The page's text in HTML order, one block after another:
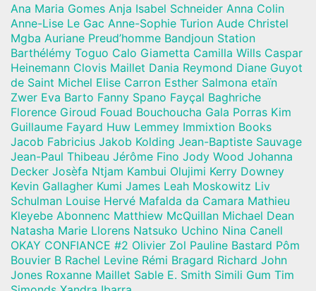
Ana Maria Gomes Anja Isabel Schneider Anna Colin
Anne-Lise Le Gac Anne-Sophie Turion Aude Christel
Mgba Auriane Preud’homme Bandjoun Station
Barthélémy Toguo Calo Giametta Camilla Wills Caspar
Heinemann Clovis Maillet Dania Reymond Diane Guyot
de Saint Michel Elise Carron Esther Salmona etaïn
Zwer Eva Barto Fanny Spano Fayçal Baghriche
Florence Giroud Fouad Bouchoucha Gala Porras Kim
Guillaume Fayard Huw Lemmey Immixtion Books
Jacob Fabricius Jakob Kolding Jean-Baptiste Sauvage
Jean-Paul Thibeau Jérôme Fino Jody Wood Johanna
Decker Josèfa Ntjam Kambui Olujimi Kerry Downey
Kevin Gallagher Kumi James Leah Moskowitz Liv
Schulman Louise Hervé Mafalda da Camara Mathieu
Kleyebe Abonnenc Matthiew McQuillan Michael Dean
Natasha Marie Llorens Natsuko Uchino Nina Canell
OKAY CONFIANCE #2 Olivier Zol Pauline Bastard Pôm
Bouvier B Rachel Levine Rémi Bragard Richard John
Jones Roxanne Maillet Sable E. Smith Simili Gum Tim